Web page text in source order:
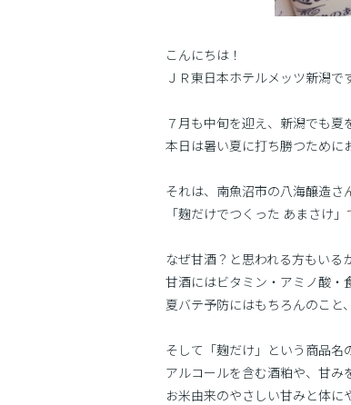
こんにちは！
ＪＲ東日本ホテルメッツ新潟で
７月も中旬を迎え、新潟でも夏
本日は暑い夏に打ち勝つために
それは、南魚沼市の八海醸造さ
「麹だけでつくった あまさけ」
なぜ甘酒？と思われる方もいる
甘酒にはビタミン・アミノ酸・
夏バテ予防にはもちろんのこと
そして「麹だけ」という商品名
アルコールを含む酒粕や、甘み
お米由来のやさしい甘みと体に